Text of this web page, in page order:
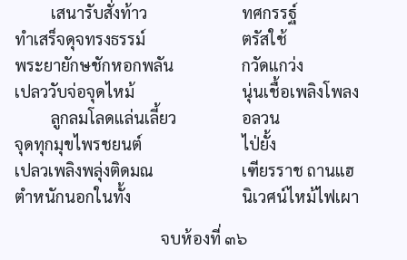
เสนารับสั่งท้าว
ทศกรรฐ์
ทำเสร็จดุจทรงธรรม์
ตรัสใช้
พระยายักษชักหอกพลัน
กวัดแกว่ง
เปลววับจ่อจุดไหม้
นุ่นเชื้อเพลิงโพลง
ลูกลมโลดแล่นเลี้ยว
อลวน
จุดทุกมุขไพรชยนต์
ไป่ยั้ง
เปลวเพลิงพลุ่งติดมณ
เฑียรราช ถานแฮ
ตำหนักนอกในทั้ง
นิเวศน์ไหม้ไฟเผา
จบห้องที่ ๓๖